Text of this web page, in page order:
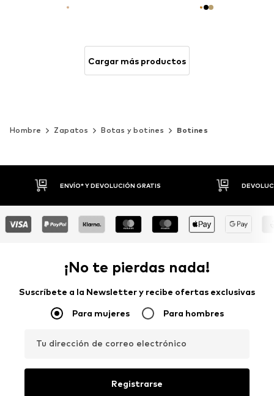
Cargar más productos
Hombre Zapatos Botas y botines Botines
DEVOLUCIONES HASTA 30 DÍAS
¡No te pierdas nada!
Suscríbete a la Newsletter y recibe ofertas exclusivas
Para mujeres Para hombres
Tu dirección de correo electrónico
Registrarse